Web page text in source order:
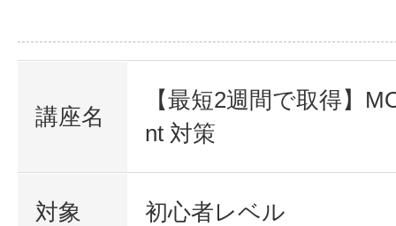
講座名
【最短2週間で取得】
nt 対策
対象 初心者レベル